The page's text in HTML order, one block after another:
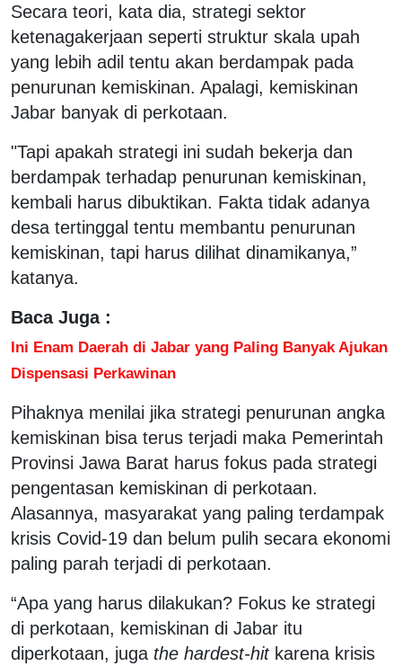
Secara teori, kata dia, strategi sektor
ketenagakerjaan seperti struktur skala upah
yang lebih adil tentu akan berdampak pada
penurunan kemiskinan. Apalagi, kemiskinan
Jabar banyak di perkotaan.
"Tapi apakah strategi ini sudah bekerja dan
berdampak terhadap penurunan kemiskinan,
kembali harus dibuktikan. Fakta tidak adanya
desa tertinggal tentu membantu penurunan
kemiskinan, tapi harus dilihat dinamikanya,”
katanya.
Baca Juga :
Ini Enam Daerah di Jabar yang Paling Banyak Ajukan
Dispensasi Perkawinan
Pihaknya menilai jika strategi penurunan angka
kemiskinan bisa terus terjadi maka Pemerintah
Provinsi Jawa Barat harus fokus pada strategi
pengentasan kemiskinan di perkotaan.
Alasannya, masyarakat yang paling terdampak
krisis Covid-19 dan belum pulih secara ekonomi
paling parah terjadi di perkotaan.
“Apa yang harus dilakukan? Fokus ke strategi
di perkotaan, kemiskinan di Jabar itu
diperkotaan, juga the hardest-hitkarena krisis